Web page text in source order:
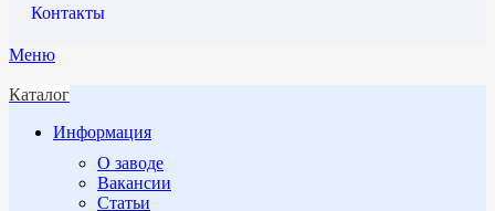
Контакты
Меню
Каталог
Информация
О заводе
Вакансии
Статьи